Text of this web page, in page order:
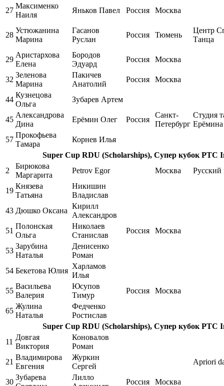
27
Максименко
Наиля
Яньков Павел Россия Москва
28
Устюжанина
Марина
Гасанов
Руслан
Россия Тюмень
Центр
Танца
29
Аристархова
Елена
Бородов
Эдуард
Россия Москва
32
Зеленова
Марина
Пакичев
Анатолий
Россия Москва
44
Кузнецова
Ольга
Зубарев Артем
45
Александрова
Дина
Ерёмин Олег Россия
Санкт-
Петербург
Студия
Ерёмина
57
Прокофьева
Тамара
Корнев Илья
Super Cup RDU (Scholarships), Супер кубок РТС
2
Бирюкова
Маргарита
Petrov Egor Москва Русский
19
Князева
Татьяна
Никишин
Владислав
43 Дюшко Оксана
Кирилл
Александров
51
Полонская
Ольга
Николаев
Станислав
Россия Москва
53
Зарубина
Наталья
Денисенко
Роман
54 Бекетова Юлия
Харламов
Илья
55
Васильева
Валерия
Юсупов
Тимур
Россия Москва
65
Жулина
Наталья
Федченко
Ростислав
Super Cup RDU (Scholarships), Супер кубок РТС
11
Довгая
Виктория
Коновалов
Роман
21
Владимирова
Евгения
Журкин
Сергей
Apriori
30
Зубарева
Лилло
Россия Москва